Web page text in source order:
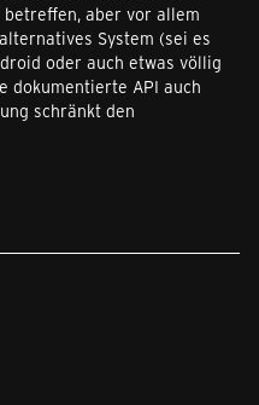
aber vor allem
System (sei es
oder auch etwas völlig
dokumentierte API auch
schränkt den